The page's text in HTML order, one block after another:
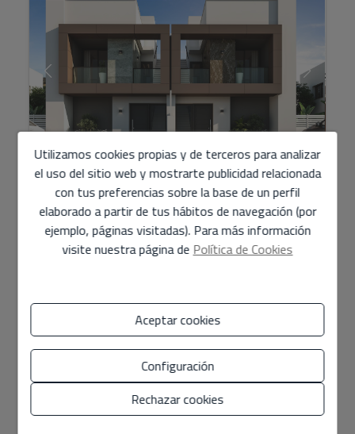
Semi-Detached Villa en Venta en Denia
461.000 €
Chalets pareados de 3 plantas con opción de 2 o 3
y zona de ...
Ref. FCD1049C 180 m2 214 m2 3 3
Utilizamos cookies propias y de terceros para analizar
el uso del sitio web y mostrarte publicidad relacionada
con tus preferencias sobre la base de un perfil
elaborado a partir de tus hábitos de navegación (por
ejemplo, páginas visitadas). Para más información
visite nuestra página de Política de Cookies
Aceptar cookies
Configuración
Rechazar cookies